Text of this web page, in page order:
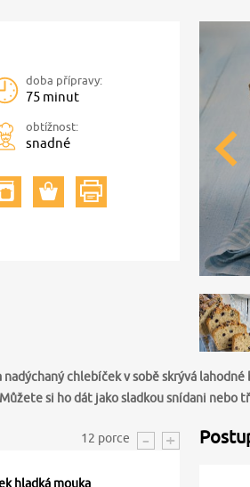
doba přípravy:
75 minut
obtížnost:
snadné
nadýchaný chlebíček v sobě skrývá
si ho dát jako sladkou snídani nebo
12 porce
hladká mouka